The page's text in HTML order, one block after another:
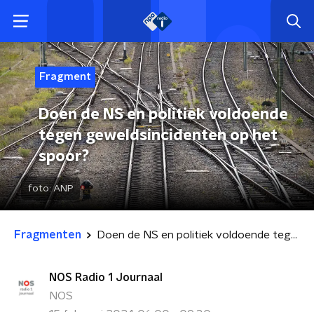
Fragment
Doen de NS en politiek voldoende
tegen geweldsincidenten op het
spoor?
foto:ANP
Fragmenten Doen de NS en politiek voldoende tegen geweldsincidenten op het spoor?
NOS Radio 1 Journaal
NOS